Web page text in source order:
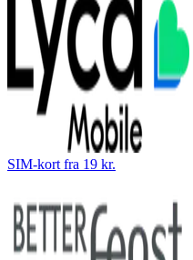
SIM-kort fra 19 kr.